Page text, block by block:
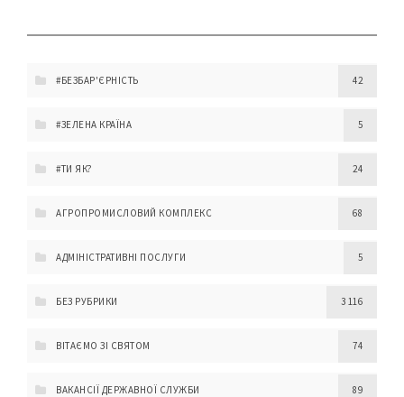
#БЕЗБАР'ЄРНІСТЬ 42
#ЗЕЛЕНА КРАЇНА 5
#ТИ ЯК? 24
АГРОПРОМИСЛОВИЙ КОМПЛЕКС 68
АДМІНІСТРАТИВНІ ПОСЛУГИ 5
БЕЗ РУБРИКИ 3 116
ВІТАЄМО ЗІ СВЯТОМ 74
ВАКАНСІЇ ДЕРЖАВНОЇ СЛУЖБИ 89